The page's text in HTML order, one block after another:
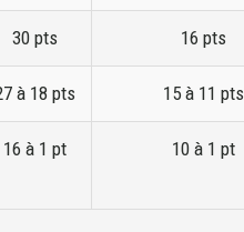
30 pts 16 pts
à 18 pts 15 à 11 pts
16 à 1 pt 10 à 1 pt